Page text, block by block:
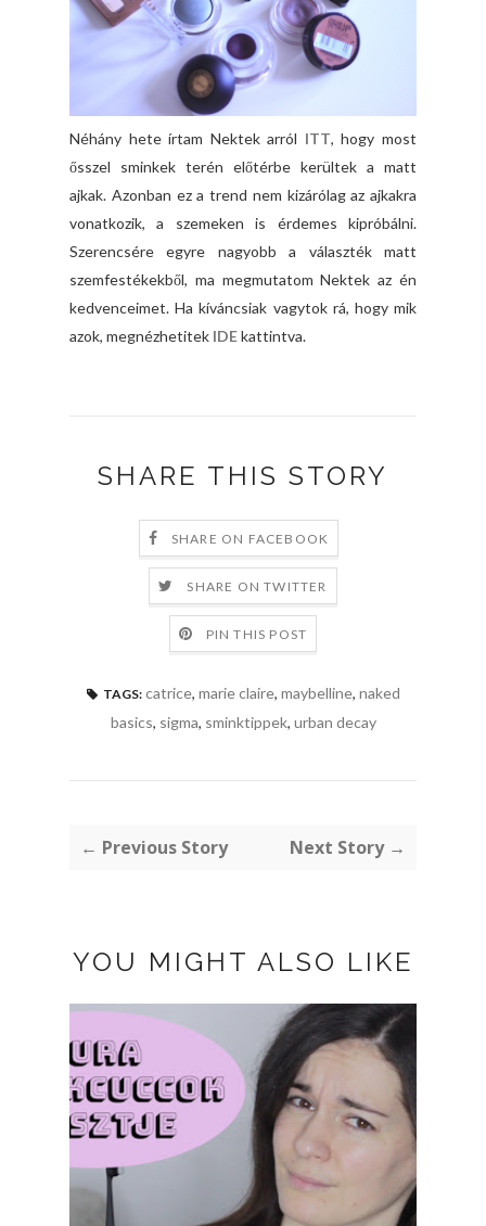
Néhány hete írtam Nektek arról ITT, hogy most
ősszel sminkek terén előtérbe kerültek a matt
ajkak. Azonban ez a trend nem kizárólag az ajkakra
vonatkozik, a szemeken is érdemes kipróbálni.
Szerencsére egyre nagyobb a választék matt
szemfestékekből, ma megmutatom Nektek az én
kedvenceimet. Ha kíváncsiak vagytok rá, hogy mik
azok, megnézhetitek IDEkattintva.
SHARE THIS STORY
SHARE ON FACEBOOK
SHARE ON TWITTER
PIN THIS POST
TAGS: catrice, marie claire, maybelline, naked
basics, sigma, sminktippek, urban decay
← Previous Story Next Story →
YOU MIGHT ALSO LIKE